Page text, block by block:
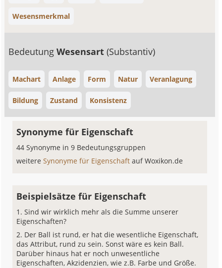
Wesensmerkmal
BedeutungWesensart(Substantiv)
Machart Anlage Form Natur Veranlagung
Bildung Zustand Konsistenz
Synonyme für Eigenschaft
44 Synonyme in 9 Bedeutungsgruppen
weitereSynonyme für Eigenschaftauf Woxikon.de
Beispielsätze für Eigenschaft
Sind wir wirklich mehr als die Summe unserer
Eigenschaften?
Der Ball ist rund, er hat die wesentliche Eigenschaft,
das Attribut, rund zu sein. Sonst wäre es kein Ball.
Darüber hinaus hat er noch unwesentliche
Eigenschaften, Akzidenzien, wie z.B. Farbe und Größe.